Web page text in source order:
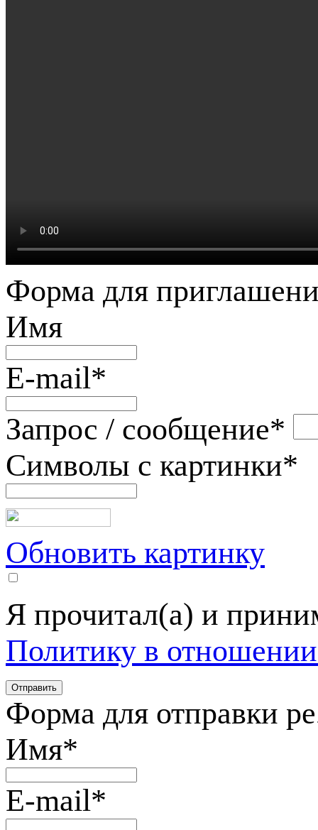
Форма для
Имя
E-mail*
Запрос / сообщение*
Символы с картинки*
Обновить картинку
Я прочитал(а) и
Политику в
Форма для отправки
Имя*
E-mail*